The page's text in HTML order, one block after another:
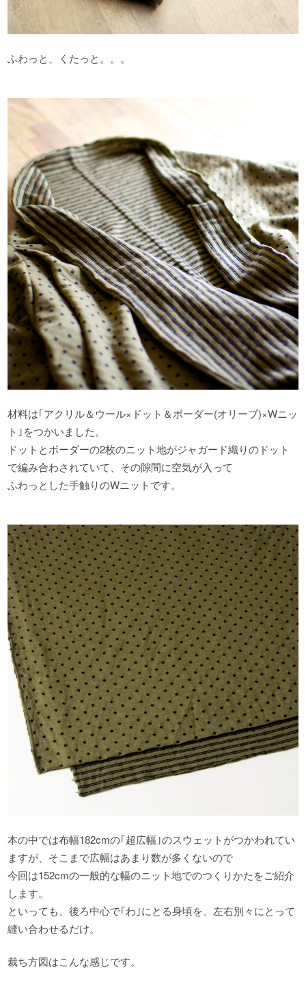
ふわっと、くたっと。。。
材料は｢アクリル＆ウール×ドット＆ボーダー(オリーブ)×Wニッ
ト｣をつかいました。
ドットとボーダーの2枚のニット地がジャガード織りのドット
で編み合わされていて、その隙間に空気が入って
ふわっとした手触りのWニットです。
本の中では布幅182cmの｢超広幅｣のスウェットがつかわれてい
ますが、そこまで広幅はあまり数が多くないので
今回は152cmの一般的な幅のニット地でのつくりかたをご紹介
します。
といっても、後ろ中心で｢わ｣にとる身頃を、左右別々にとって
縫い合わせるだけ。
裁ち方図はこんな感じです。